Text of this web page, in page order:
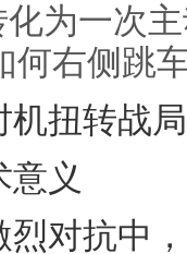
为一次
何右侧跳
机扭转战局
义
烈对抗中